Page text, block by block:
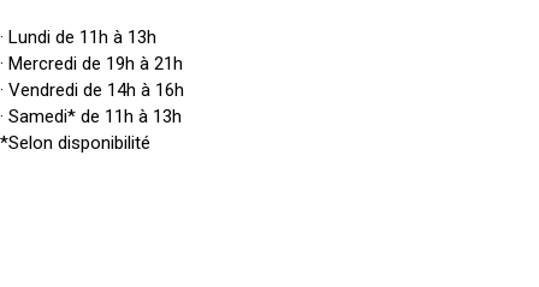
· Lundi de 11h à 13h
· Mercredi de 19h à 21h
· Vendredi de 14h à 16h
· Samedi* de 11h à 13h
*Selon disponibilité